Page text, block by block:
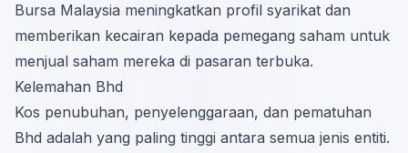
Bursa Malaysia meningkatkan profil syarikat dan
memberikan kecairan kepada pemegang saham untuk
menjual saham mereka di pasaran terbuka.
Kelemahan Bhd
Kos penubuhan, penyelenggaraan, dan pematuhan
Bhd adalah yang paling tinggi antara semua jenis entiti.